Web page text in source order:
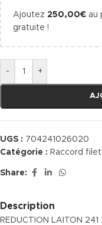
Ajoutez 250,00€ au
gratuite !
- +
UGS : 704241026020
Catégorie : Raccord
Share:
Description
REDUCTION LAITON